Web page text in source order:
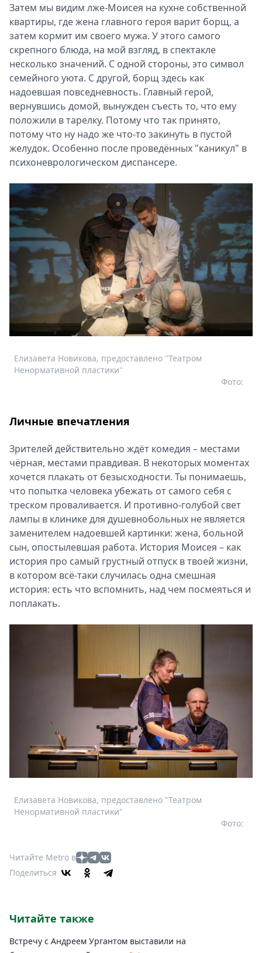
Затем мы видим лже-Моисея на кухне собственной
квартиры, где жена главного героя варит борщ, а
затем кормит им своего мужа. У этого самого
скрепного блюда, на мой взгляд, в спектакле
несколько значений. С одной стороны, это символ
семейного уюта. С другой, борщ здесь как
надоевшая повседневность. Главный герой,
вернувшись домой, вынужден съесть то, что ему
положили в тарелку. Потому что так принято,
потому что ну надо же что-то закинуть в пустой
желудок. Особенно после проведённых "каникул" в
психоневрологическом диспансере.
Елизавета Новикова, предоставлено "Театром
Ненормативной пластики"
Фото:
Личные впечатления
Зрителей действительно ждёт комедия – местами
чёрная, местами правдивая. В некоторых моментах
хочется плакать от безысходности. Ты понимаешь,
что попытка человека убежать от самого себя с
треском проваливается. И противно-голубой свет
лампы в клинике для душевнобольных не является
заменителем надоевшей картинки: жена, больной
сын, опостылевшая работа. История Моисея – как
история про самый грустный отпуск в твоей жизни,
в котором всё-таки случилась одна смешная
история: есть что вспомнить, над чем посмеяться и
поплакать.
Елизавета Новикова, предоставлено "Театром
Ненормативной пластики"
Фото:
Читайте Metro в
Поделиться
Читайте также
Встречу с Андреем Ургантом выставили на